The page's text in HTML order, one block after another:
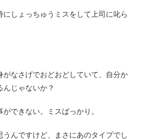
にしょっちゅうミスをして上司に叱ら
がなさげでおどおどしていて、自分か
んじゃないか？
できない。ミスばっかり。
うんですけど、まさにあのタイプでし